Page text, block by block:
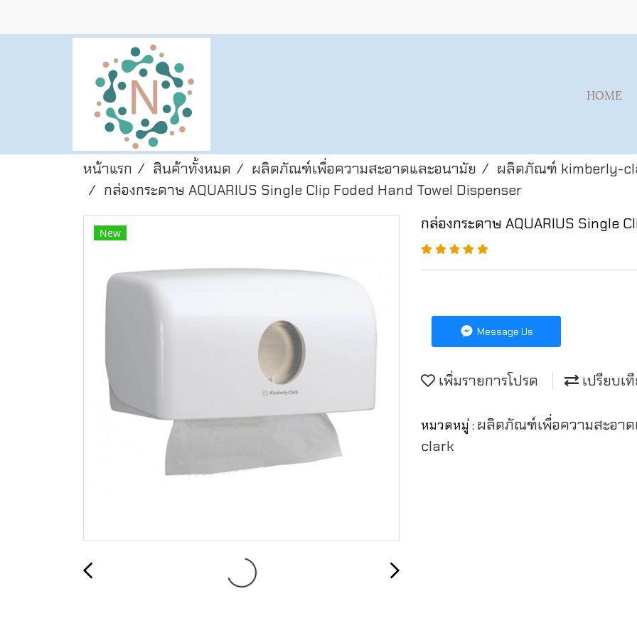
HOME
หน้าแรก สินค้าทั้งหมด ผลิตภัณฑ์เพื่อความสะอาดและอนามัย
ผลิตภัณฑ์ kimberly-
กล่องกระดาษ AQUARIUS Single Clip Foded Hand Towel Dispenser
New
กล่องกระดาษ AQUARIUS Single
Message Us
เพิ่มรายการโปรด เปรียบเ
หมวดหมู่ : ผลิตภัณฑ์เพื่อความสะอาด
clark